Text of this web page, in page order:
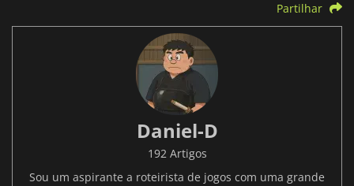
Partilhar
Daniel-D
192 Artigos
Sou um aspirante a roteirista de jogos com uma grande